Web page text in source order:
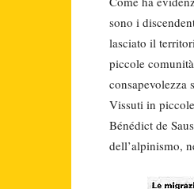
sono i
lasciato il
piccole
consapevolezza
Vissuti in
Bénédict de
dell’alpinismo,